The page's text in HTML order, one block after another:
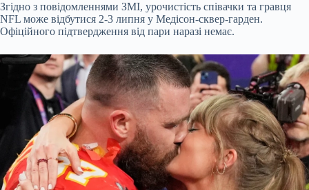
Згідно з повідомленнями ЗМІ, урочистість співачки та гравця
NFL може відбутися 2-3 липня у Медісон-сквер-гарден.
Офіційного підтвердження від пари наразі немає.